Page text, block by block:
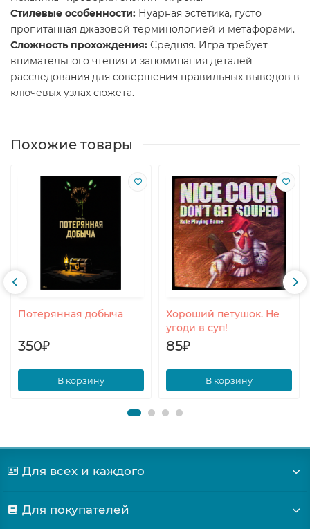
Стилевые особенности: Нуарная эстетика, густо
пропитанная джазовой терминологией и метафорами.
Сложность прохождения: Средняя. Игра требует
внимательного чтения и запоминания деталей
расследования для совершения правильных выводов в
ключевых узлах сюжета.
Похожие товары
Потерянная добыча
350₽
В корзину
Хороший петушок. Не
угоди в суп!
85₽
В корзину
Для всех и каждого
Для покупателей